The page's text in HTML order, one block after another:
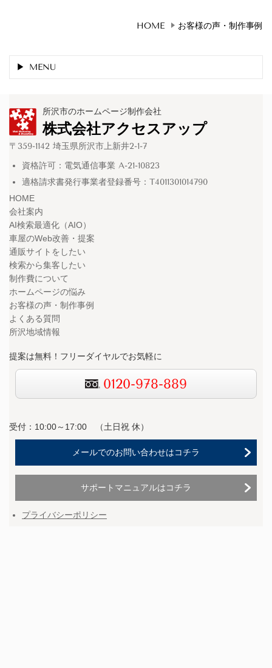
HOME お客様の声・制作事例
MENU
所沢市のホームページ制作会社
株式会社アクセスアップ
〒359-1142 埼玉県所沢市上新井2-1-7
資格許可：電気通信事業 A-21-10823
適格請求書発行事業者登録番号：T4011301014790
HOME
会社案内
AI検索最適化（AIO）
車屋のWeb改善・提案
通販サイトをしたい
検索から集客したい
制作費について
ホームページの悩み
お客様の声・制作事例
よくある質問
所沢地域情報
提案は無料！フリーダイヤルでお気軽に
0120-978-889
受付：10:00～17:00 （土日祝 休）
メールでのお問い合わせはコチラ
サポートマニュアルはコチラ
プライバシーポリシー